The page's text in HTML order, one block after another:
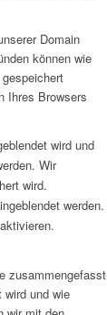
Domain
können wie
Ihres Browsers
wird und
Wir
wird.
werden.
zusammengefasst
wird und wie